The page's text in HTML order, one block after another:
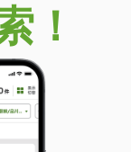
渕２丁目
！